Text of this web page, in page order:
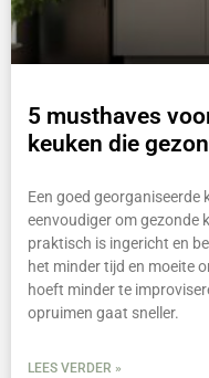
5 musthaves
keuken die
Een goed georganiseerde
eenvoudiger om gezonde
praktisch is ingericht en
het minder tijd en moeite
hoeft minder te
opruimen gaat sneller.
LEES VERDER »